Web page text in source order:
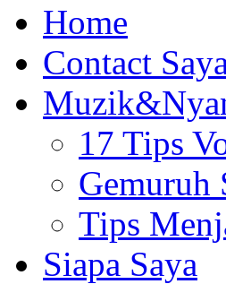
Home
Contact
17 Tips
Gemuruh
Tips
Siapa Saya